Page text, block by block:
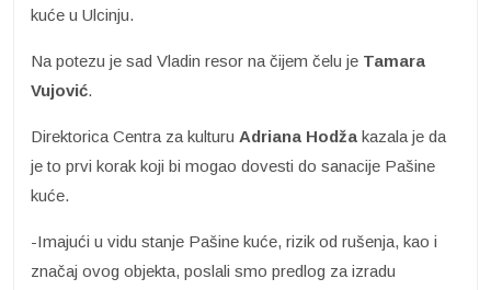
kuće u Ulcinju.
Na potezu je sad Vladin resor na čijem čelu je Tamara
Vujović.
Direktorica Centra za kulturu Adriana Hodža kazala je da
je to prvi korak koji bi mogao dovesti do sanacije Pašine
kuće.
-Imajući u vidu stanje Pašine kuće, rizik od rušenja, kao i
značaj ovog objekta, poslali smo predlog za izradu